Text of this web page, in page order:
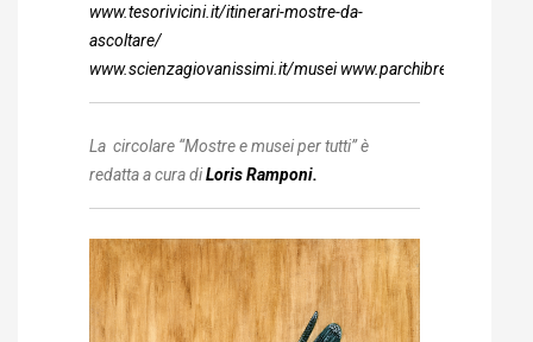
www.tesorivicini.it/itinerari-mostre-da-
ascoltare/
www.scienzagiovanissimi.it/musei www.parchibresciani.it/
La circolare “Mostre e musei per tutti” è
redatta a cura diLoris Ramponi.